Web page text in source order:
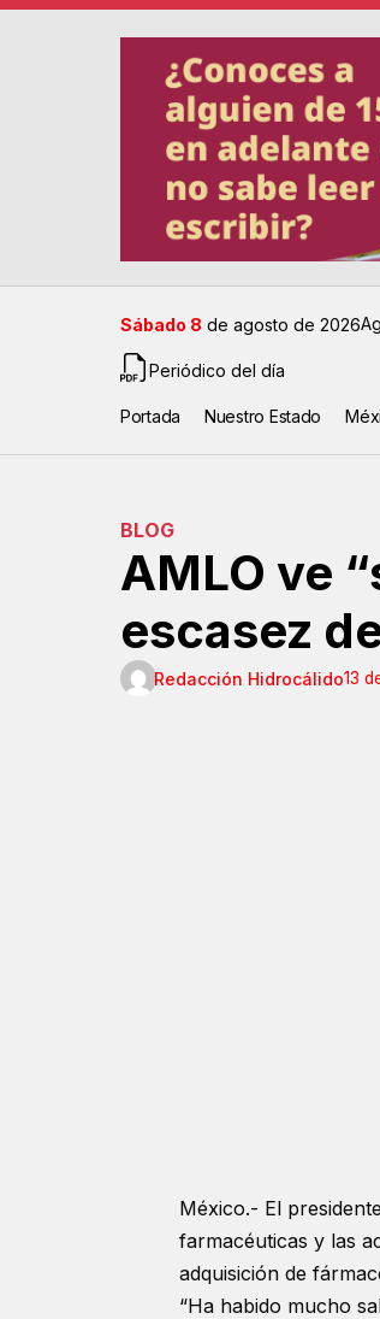
Sábado 8 de agosto de 2026
Periódico del día
Portada Nuestro Estado
BLOG
AMLO ve
escasez
Redacción Hidrocálido13
México.- El
farmacéuticas y las
adquisición de
“Ha habido mucho